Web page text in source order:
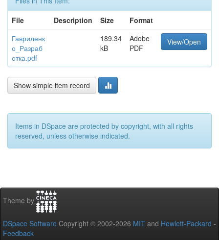
File
Description Size
Format
Гавриленк
о_Разраб
отка.pdf
189.34
kB
Adobe
PDF
View/Open
Show simple item record
Items in DSpace are protected by copyright, with all rights
reserved, unless otherwise indicated.
Theme by
DSpace Software Copyright © 2002-2026 MIT and Hewlett-Packard -
Feedback